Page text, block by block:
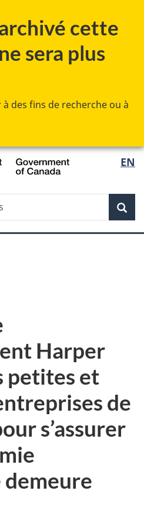
cette
sera plus
des fins de recherche ou à
au
principal
à
Au
»
à
version
de
la
EN
Harper
petites et
de
s’assurer
demeure